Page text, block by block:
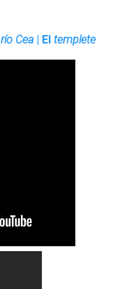
río Cea | El templete